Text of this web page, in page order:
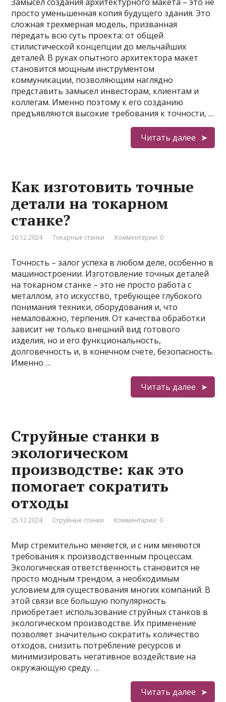
просто уменьшенная копия будущего здания. Это
сложная трехмерная модель, призванная
передать всю суть проекта: от общей
стилистической концепции до мельчайших
деталей. В руках опытного архитектора макет
становится мощным инструментом
коммуникации, позволяющим наглядно
представить замысел инвесторам, клиентам и
коллегам. Именно поэтому к его созданию
предъявляются высокие требования к точности, …
Читать далее
Как изготовить точные
детали на токарном
станке?
26.12.2024 Токарные станки Комментарии: 0
Точность – залог успеха в любом деле, особенно в
машиностроении. Изготовление точных деталей
на токарном станке – это не просто работа с
металлом, это искусство, требующее глубокого
понимания техники, оборудования и, что
немаловажно, терпения. От качества обработки
зависит не только внешний вид готового
изделия, но и его функциональность,
долговечность и, в конечном счете, безопасность.
Именно …
Читать далее
Струйные станки в
экологическом
производстве: как это
помогает сократить
отходы
25.12.2024 Струйные станки Комментарии: 0
Мир стремительно меняется, и с ним меняются
требования к производственным процессам.
Экологическая ответственность становится не
просто модным трендом, а необходимым
условием для существования многих компаний. В
этой связи все большую популярность
приобретает использование струйных станков в
экологическом производстве. Их применение
позволяет значительно сократить количество
отходов, снизить потребление ресурсов и
минимизировать негативное воздействие на
окружающую среду. …
Читать далее